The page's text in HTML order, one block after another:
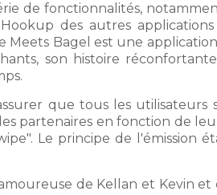
de fonctionnalités,
des autres
Meets Bagel est une
son histoire
que tous les
partenaires en fonction de
Le principe de l'émission
de Kellan et Kevin